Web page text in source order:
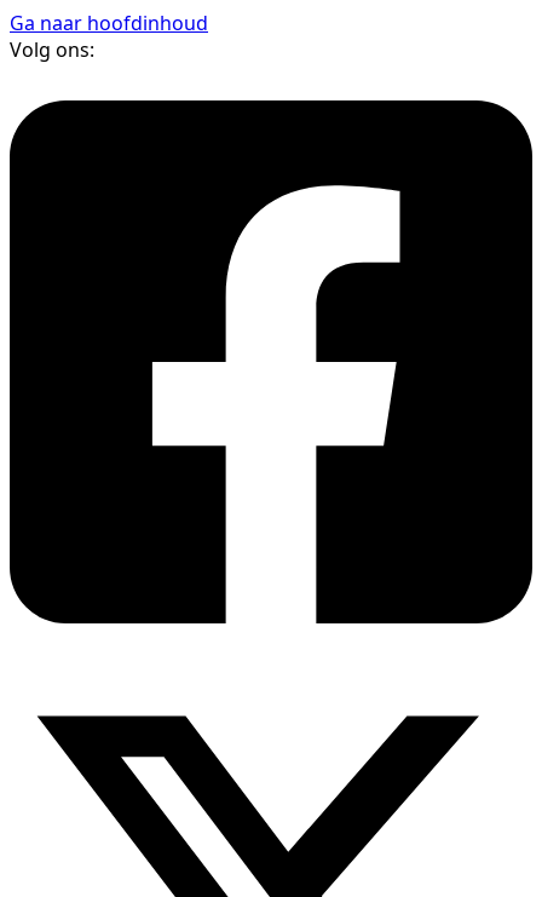
Ga naar hoofdinhoud
Volg ons: